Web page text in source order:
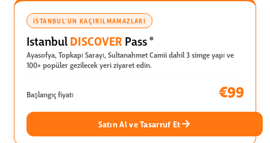
İSTANBUL'UN KAÇIRILMAMAZLARI
IstanbulDISCOVER Pass ®
Ayasofya, Topkapı Sarayı, Sultanahmet Camii dahil 3 simge yapı ve
100+ popüler gezilecek yeri ziyaret edin.
Başlangıç fiyatı €99
Satın Al ve Tasarruf Et